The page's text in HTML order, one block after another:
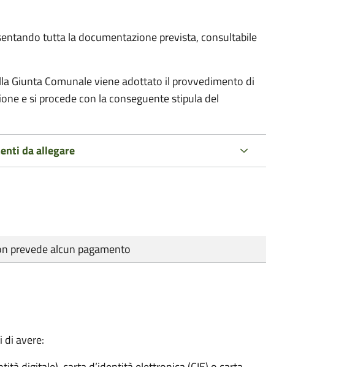
tutta la documentazione prevista, consultabile
Giunta Comunale viene adottato il provvedimento di
e si procede con la conseguente stipula del
da allegare
prevede alcun pagamento
di avere: